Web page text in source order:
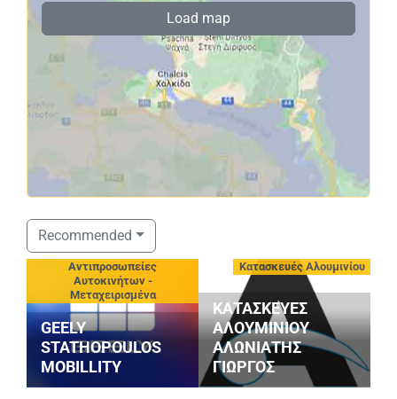
Load map
Recommended
Αντιπροσωπείες
Αυτοκινήτων -
Μεταχειρισμένα
GEELY
STATHOPOULOS
MOBILLITY
Κατασκευές Αλουμινίου
ΚΑΤΑΣΚΕΥΕΣ
ΑΛΟΥΜΙΝΙΟΥ
ΑΛΩΝΙΑΤΗΣ
ΓΙΩΡΓΟΣ